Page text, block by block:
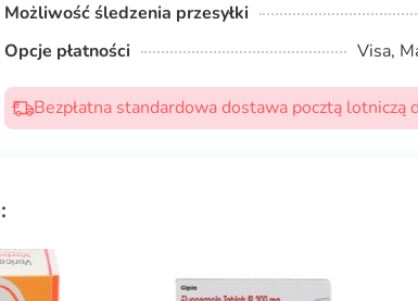
Możliwość śledzenia przesyłki
Opcje płatności
Visa,
Bezpłatna standardowa dostawa pocztą